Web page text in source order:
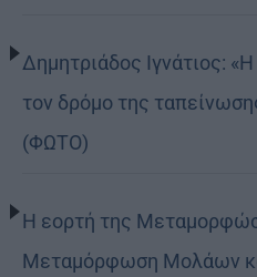
Δημητριάδος Ιγνάτιος:
τον δρόμο της
(ΦΩΤΟ)
Η εορτή της
Μεταμόρφωση Μολάων